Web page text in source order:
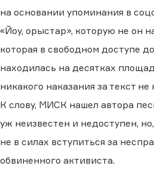
на основании упоминания в
«Йоу, орыстар», которую не он
которая в свободном доступе
находилась на десятках
никакого наказания за текст не
К слову, МИСК нашел автора
уж неизвестен и недоступен,
не в силах вступиться за
обвиненного активиста.